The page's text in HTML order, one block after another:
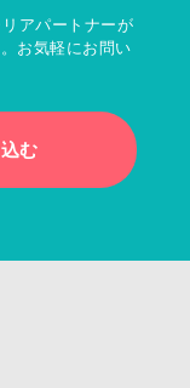
アパートナーが
お気軽にお問い
む